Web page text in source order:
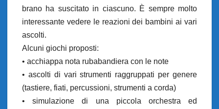
brano ha suscitato in ciascuno. È sempre molto
interessante vedere le reazioni dei bambini ai vari
ascolti.
Alcuni giochi proposti:
• acchiappa nota rubabandiera con le note
• ascolti di vari strumenti raggruppati per genere
(tastiere, fiati, percussioni, strumenti a corda)
• simulazione di una piccola orchestra ed